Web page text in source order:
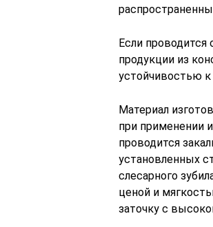
Если проводится
продукции из
устойчивостью
Материал
при применении
проводится
установленных
слесарного
ценой и
заточку с